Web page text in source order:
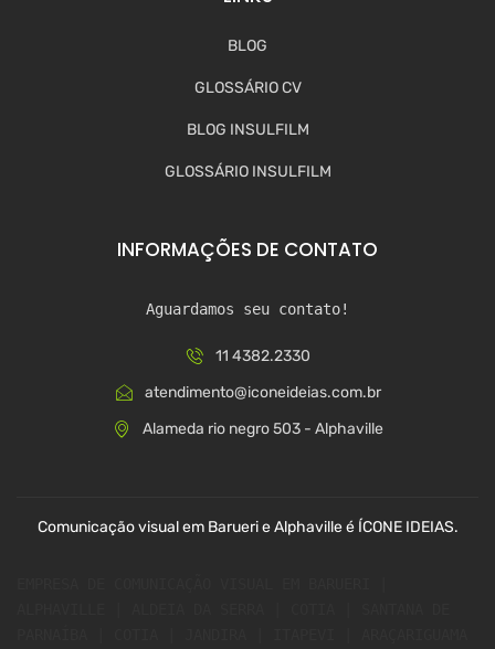
BLOG
GLOSSÁRIO CV
BLOG INSULFILM
GLOSSÁRIO INSULFILM
INFORMAÇÕES DE CONTATO
Aguardamos seu contato!
11 4382.2330
atendimento@iconeideias.com.br
Alameda rio negro 503 - Alphaville
Comunicação visual em Barueri e Alphaville é ÍCONE IDEIAS.